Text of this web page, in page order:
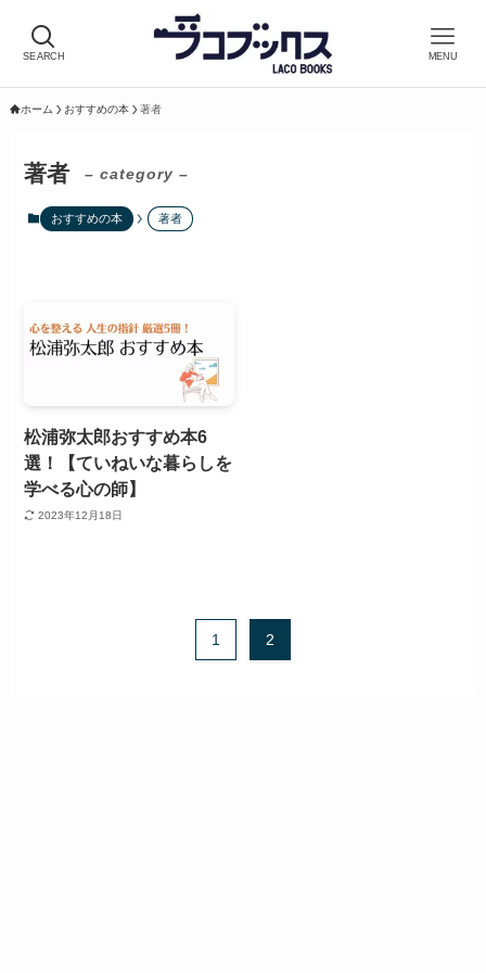
SEARCH MENU
ホーム おすすめの本 著者
著者 – category –
おすすめの本 著者
松浦弥太郎おすすめ本6
選！【ていねいな暮らしを
学べる心の師】
2023年12月18日
1 2